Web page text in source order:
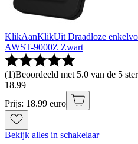
KlikAanKlikUit Draadloze
AWST-9000Z Zwart
(1)Beoordeeld met 5.0 van de 5
18.99
Prijs: 18.99 euro
Bekijk alles in schakelaar